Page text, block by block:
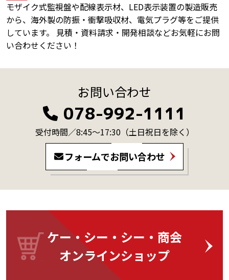
モザイク式監視盤や配線表示材、LED表示装置の製造販売
から、海外製の防振・衝撃吸収材、電気プラグ等をご提供
しています。 見積・資料請求・開発相談などお気軽にお問
い合わせください！
お問い合わせ
078-992-1111
受付時間／8:45～17:30（土日祝日を除く）
フォームでお問い合わせ
ケー・シー・シー・商会
オンラインショップ